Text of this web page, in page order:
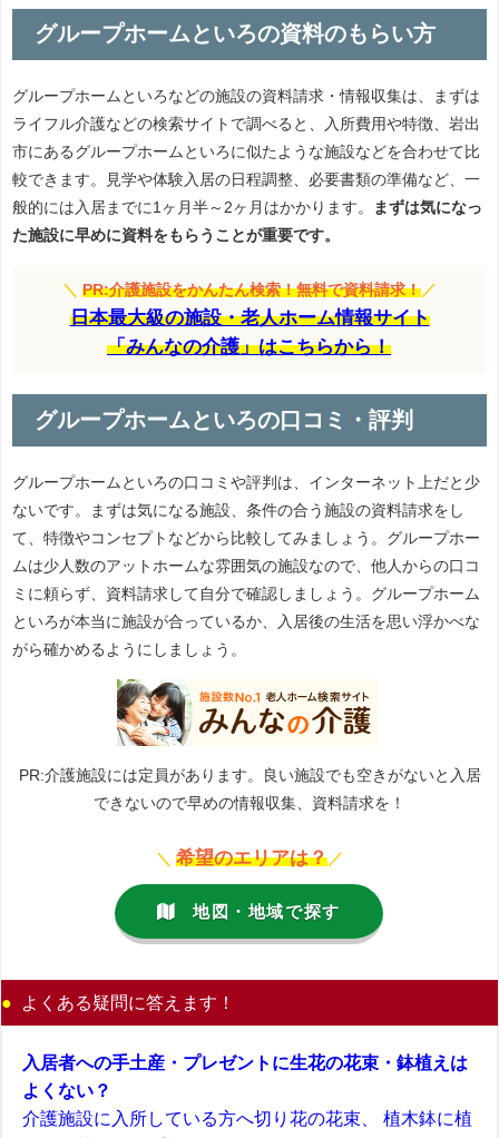
グループホームといろの資料のもらい方
グループホームといろなどの施設の資料請求・情報収集は、まずは
ライフル介護などの検索サイトで調べると、入所費用や特徴、岩出
市にあるグループホームといろに似たような施設などを合わせて比
較できます。見学や体験入居の日程調整、必要書類の準備など、一
般的には入居までに1ヶ月半～2ヶ月はかかります。
まずは気になっ
た施設に早めに資料をもらうことが重要です。
＼ PR:介護施設をかんたん検索！無料で資料請求！ ／
日本最大級の施設・老人ホーム情報サイト
「みんなの介護」はこちらから！
グループホームといろの口コミ・評判
グループホームといろの口コミや評判は、インターネット上だと少
ないです。まずは気になる施設、条件の合う施設の資料請求をし
て、特徴やコンセプトなどから比較してみましょう。グループホー
ムは少人数のアットホームな雰囲気の施設なので、他人からの口コ
ミに頼らず、資料請求して自分で確認しましょう。グループホーム
といろが本当に施設が合っているか、入居後の生活を思い浮かべな
がら確かめるようにしましょう。
PR:介護施設には定員があります。良い施設でも空きがないと入居
できないので早めの情報収集、資料請求を！
＼ 希望のエリアは？ ／
地図・地域で探す
よくある疑問に答えます！
入居者への手土産・プレゼントに生花の花束・鉢植えは
よくない？
介護施設に入所している方へ切り花の花束、 植木鉢に植